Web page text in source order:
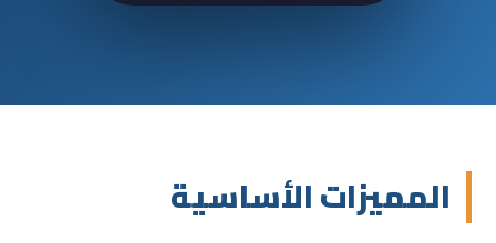
المميزات الأساسية